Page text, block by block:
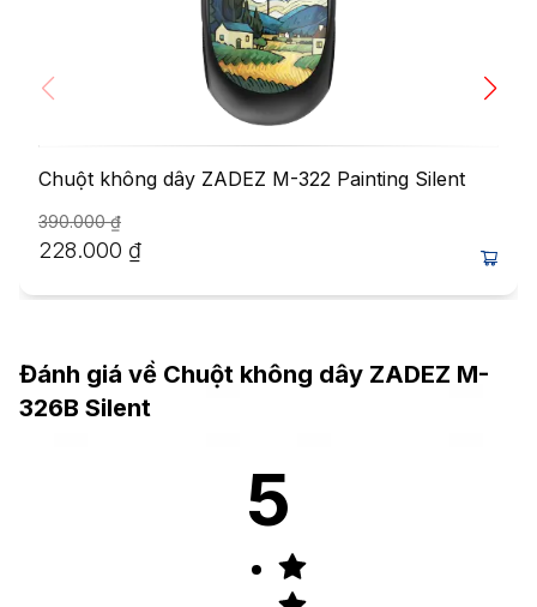
Chuột không dây ZADEZ M-322 Painting Silent
390.000₫
228.000 ₫
Đánh giá về Chuột không dây ZADEZ M-
326B Silent
5